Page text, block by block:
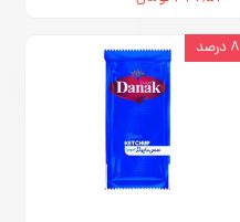
۸ درصد